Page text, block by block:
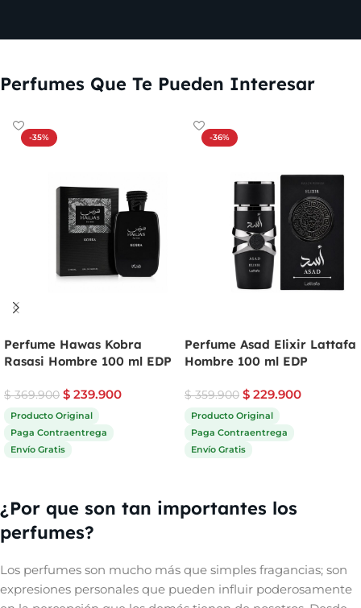
Perfumes Que Te Pueden Interesar
-35%
Perfume Hawas Kobra
Rasasi Hombre 100 ml EDP
$369.900 $ 239.900
Producto Original
Paga Contraentrega
Envío Gratis
-36%
Perfume Asad Elixir Lattafa
Hombre 100 ml EDP
$359.900 $ 229.900
Producto Original
Paga Contraentrega
Envío Gratis
¿Por que son tan importantes los
perfumes?
Los perfumes son mucho más que simples fragancias; son
expresiones personales que pueden influir poderosamente